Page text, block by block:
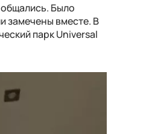
Было
замечены вместе. В
парк Universal